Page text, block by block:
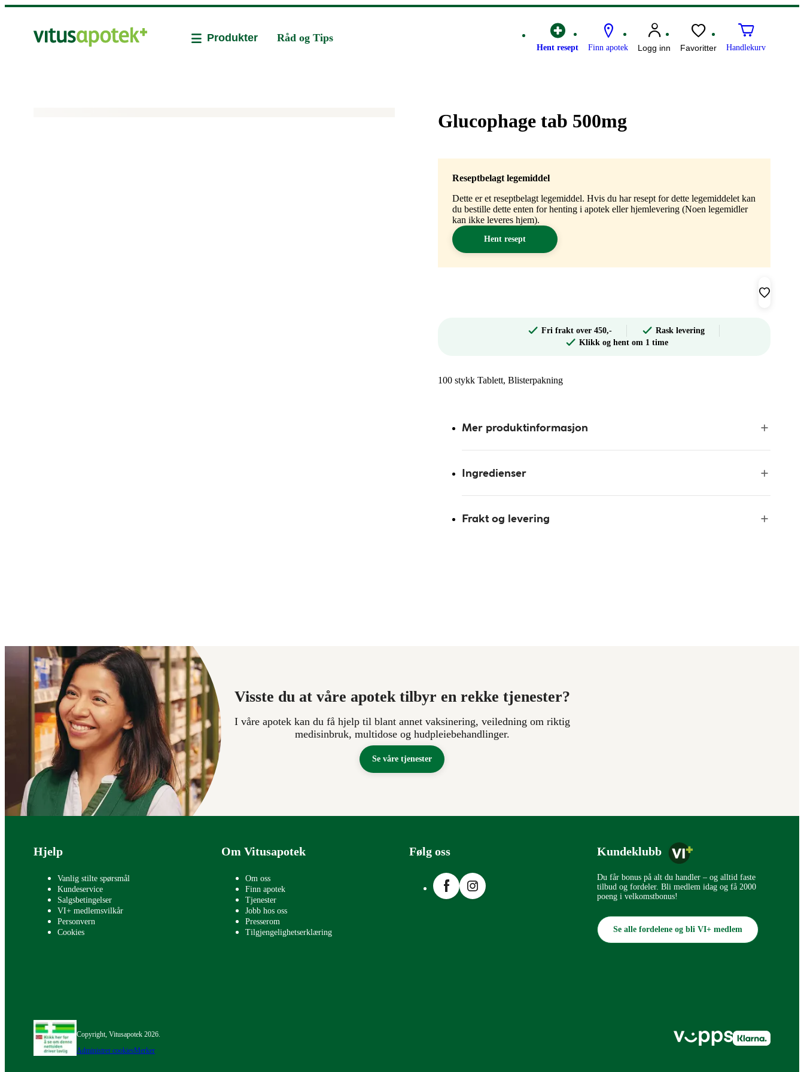
Hent resept Finn apotek Logg inn Favoritter Handlekurv
Produkter Råd og Tips
Merke
Glucophage tab 500mg
Reseptbelagt legemiddel
Dette er et reseptbelagt legemiddel. Hvis du har resept for dette legemiddelet kan
du bestille dette enten for henting i apotek eller hjemlevering (Noen legemidler
kan ikke leveres hjem).
Hent resept
Fri frakt over 450,-
Rask levering
Klikk og hent om 1 time
100 stykk Tablett, Blisterpakning
Mer produktinformasjon
Ingredienser
Frakt og levering
Visste du at våre apotek tilbyr en rekke tjenester?
I våre apotek kan du få hjelp til blant annet vaksinering, veiledning om riktig
medisinbruk, multidose og hudpleiebehandlinger.
Se våre tjenester
Bunntekst
Hjelp
Vanlig stilte spørsmål
Kundeservice
Salgsbetingelser
VI+ medlemsvilkår
Personvern
Cookies
Om Vitusapotek
Om oss
Finn apotek
Tjenester
Jobb hos oss
Presserom
Tilgjengelighetserklæring
Følg oss
FacebookInstagram
Kundeklubb
Du får bonus på alt du handler – og alltid faste
tilbud og fordeler. Bli medlem idag og få 2000
poeng i velkomstbonus!
Se alle fordelene og bli VI+ medlem
Copyright, Vitusapotek 2026.
Administrer cookiesMerker